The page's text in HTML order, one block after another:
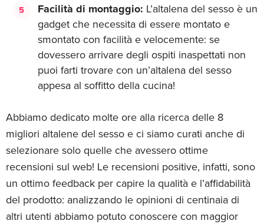
Facilità di montaggio: L’altalena del sesso è un
gadget che necessita di essere montato e
smontato con facilità e velocemente: se
dovessero arrivare degli ospiti inaspettati non
puoi farti trovare con un’altalena del sesso
appesa al soffitto della cucina!
Abbiamo dedicato molte ore alla ricerca delle 8
migliori altalene del sesso e ci siamo curati anche di
selezionare solo quelle che avessero ottime
recensioni sul web! Le recensioni positive, infatti, sono
un ottimo feedback per capire la qualità e l’affidabilità
del prodotto: analizzando le opinioni di centinaia di
altri utenti abbiamo potuto conoscere con maggior